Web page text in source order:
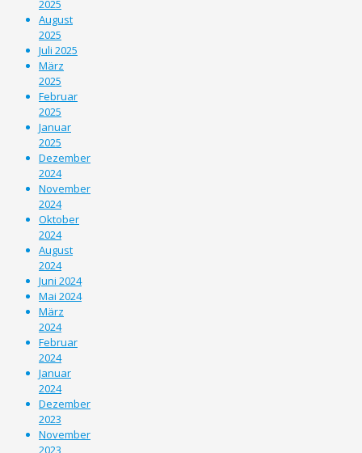
2025
August
2025
Juli 2025
März
2025
Februar
2025
Januar
2025
Dezember
2024
November
2024
Oktober
2024
August
2024
Juni 2024
Mai 2024
März
2024
Februar
2024
Januar
2024
Dezember
2023
November
2023